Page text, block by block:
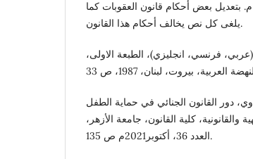
نصت على" يلغى القانون رقم 73 لسنة 1975 م. بتعديل بعض أحكام قانون العقوبات كما
يلغى كل نص يخالف أحكام هذا القانون.
فرنسي، انجليزي)، الطبعة الاولى،
دور القانون الجنائي في حماية الطفل
والقانونية، كلية القانون، جامعة الأزهر،
العدد 36، أكتوبر2021م ص 135.